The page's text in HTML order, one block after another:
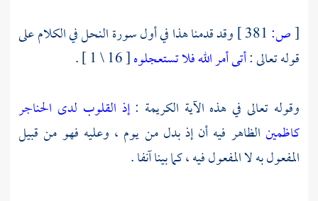
[ص:
وقد قدمنا هذا في أول سورة النحل في الكلام على
قوله تعالى :أتى أمر الله فلا تستعجلوه[ 16 \ 1 ] .
وقوله تعالى في هذه الآية الكريمة :إذ القلوب لدى الحناجر
كاظمين الظاهر فيه أن إذ بدل من يوم ، وعليه فهو من قبيل
المفعول به لا المفعول فيه ، كما بينا آنفا .